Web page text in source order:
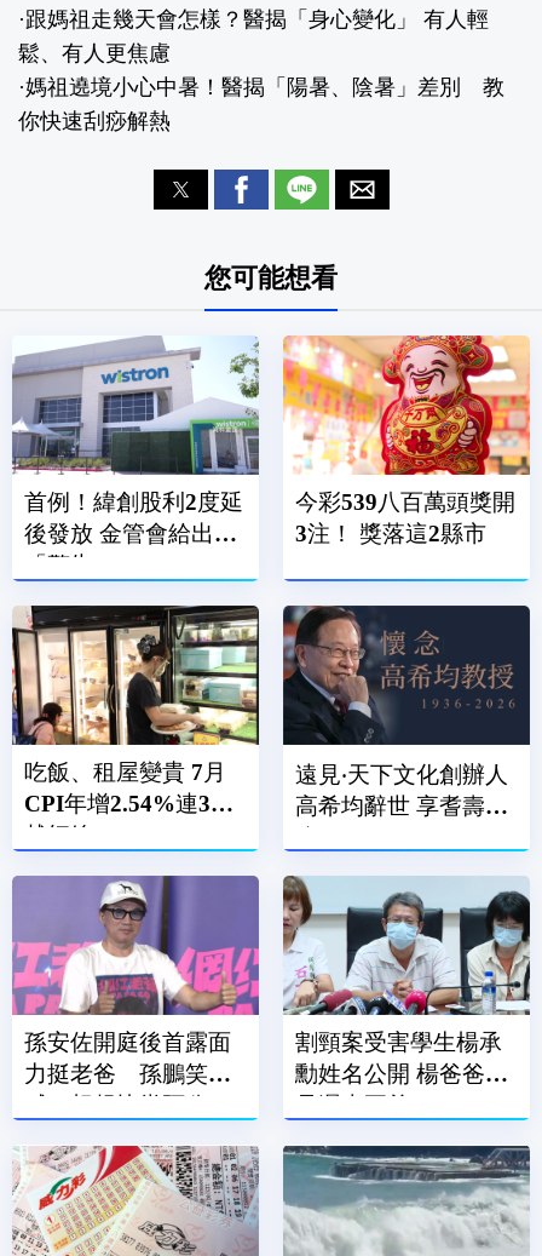
·跟媽祖走幾天會怎樣？醫揭「身心變化」 有人輕
鬆、有人更焦慮
·媽祖遶境小心中暑！醫揭「陽暑、陰暑」差別 教
你快速刮痧解熱
您可能想看
首例！緯創股利2度延
後發放 金管會給出
「警告」
今彩539八百萬頭獎開
3注！ 獎落這2縣市
吃飯、租屋變貴 7月
CPI年增2.54%連3月
越紅線
遠見‧天下文化創辦人
高希均辭世 享耆壽90
孫安佐開庭後首露面
力挺老爸 孫鵬笑
喊：想趕快當阿公
割頸案受害學生楊承
勳姓名公開 楊爸爸：
是遲來正義